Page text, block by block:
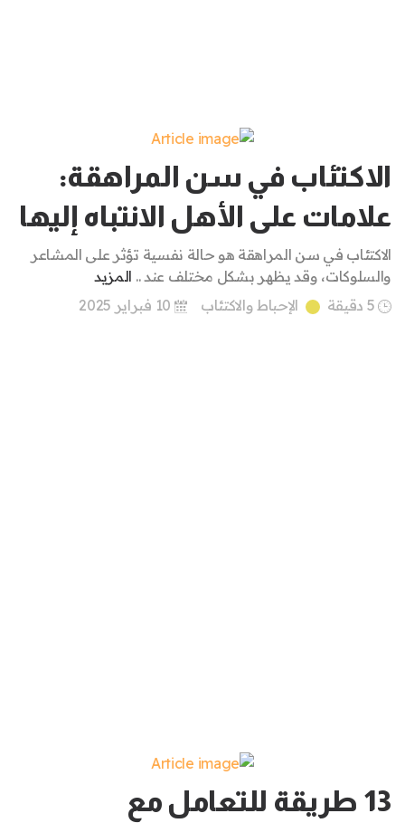
الاكتئاب في سن المراهقة:
علامات على الأهل الانتباه إليها
الاكتئاب في سن المراهقة هو حالة نفسية تؤثر على المشاعر
والسلوكات، وقد يظهر بشكل مختلف عند .. المزيد
5 دقيقة
الإحباط والاكتئاب
13 طريقة للتعامل مع